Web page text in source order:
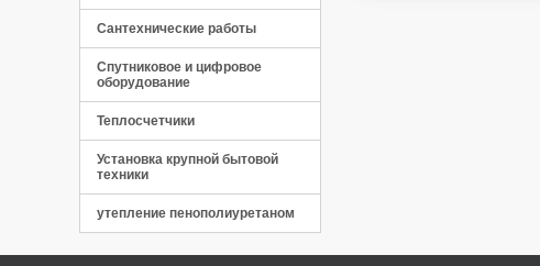
Сантехнические работы
Спутниковое и цифровое
оборудование
Теплосчетчики
Установка крупной бытовой
техники
утепление пенополиуретаном